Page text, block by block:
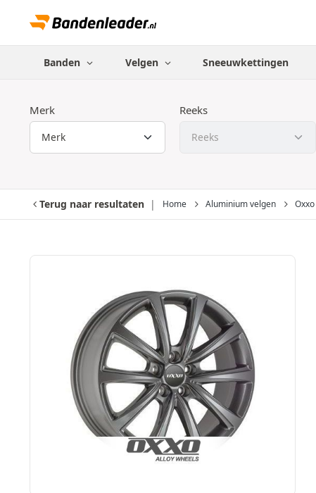
Banden Velgen Sneeuwkettingen
Merk Reeks
Terug naar resultaten Home Aluminium velgen Oxxo